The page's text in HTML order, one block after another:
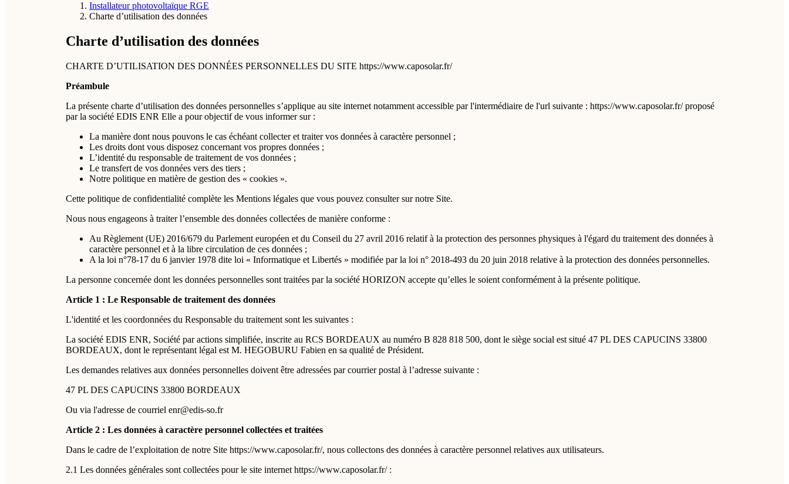
Installateur photovoltaïque RGE
Charte d’utilisation des données
Charte d’utilisation des données
CHARTE D’UTILISATION DES DONNÉES PERSONNELLES DU SITE https://www.caposolar.fr/
Préambule
La présente charte d’utilisation des données personnelles s’applique au site internet notamment accessible par l'intermédiaire de l'url suivante : https://www.caposolar.fr/ proposé
par la société EDIS ENR Elle a pour objectif de vous informer sur :
La manière dont nous pouvons le cas échéant collecter et traiter vos données à caractère personnel ;
Les droits dont vous disposez concernant vos propres données ;
L’identité du responsable de traitement de vos données ;
Le transfert de vos données vers des tiers ;
Notre politique en matière de gestion des « cookies ».
Cette politique de confidentialité complète les Mentions légales que vous pouvez consulter sur notre Site.
Nous nous engageons à traiter l’ensemble des données collectées de manière conforme :
Au Règlement (UE) 2016/679 du Parlement européen et du Conseil du 27 avril 2016 relatif à la protection des personnes physiques à l'égard du traitement des données à
caractère personnel et à la libre circulation de ces données ;
A la loi n°78-17 du 6 janvier 1978 dite loi « Informatique et Libertés » modifiée par la loi n° 2018-493 du 20 juin 2018 relative à la protection des données personnelles.
La personne concernée dont les données personnelles sont traitées par la société HORIZON accepte qu’elles le soient conformément à la présente politique.
Article 1 : Le Responsable de traitement des données
L'identité et les coordonnées du Responsable du traitement sont les suivantes :
La société EDIS ENR, Société par actions simplifiée, inscrite au RCS BORDEAUX au numéro B 828 818 500, dont le siège social est situé 47 PL DES CAPUCINS 33800
BORDEAUX, dont le représentant légal est M. HEGOBURU Fabien en sa qualité de Président.
Les demandes relatives aux données personnelles doivent être adressées par courrier postal à l’adresse suivante :
47 PL DES CAPUCINS 33800 BORDEAUX
Ou via l'adresse de courriel enr@edis-so.fr
Article 2 : Les données à caractère personnel collectées et traitées
Dans le cadre de l’exploitation de notre Site https://www.caposolar.fr/, nous collectons des données à caractère personnel relatives aux utilisateurs.
2.1 Les données générales sont collectées pour le site internet https://www.caposolar.fr/ :